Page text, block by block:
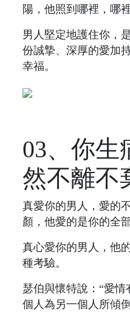
陽，他照到哪裡，哪
男人堅定地護住你，
份誠摯、深厚的愛加
幸福。
03、你生
然不離不
真愛你的男人，愛的
顏，他愛的是你的全部
真心愛你的男人，他
種考驗。
瑟伯與懷特說：“愛
個人為另一個人所傾